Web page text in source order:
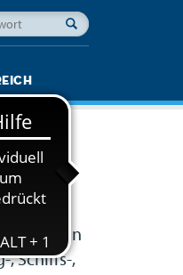
aus Berlin
, Schiffs-,